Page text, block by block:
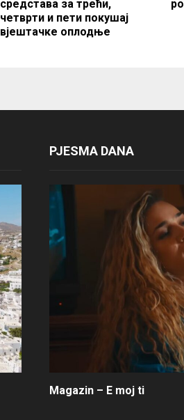
средстава за трећи,
четврти и пети покушај
вјештачке оплодње
PJESMA DANA
Magazin – E moj ti